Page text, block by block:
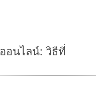
อนไลน์: วิธีที่